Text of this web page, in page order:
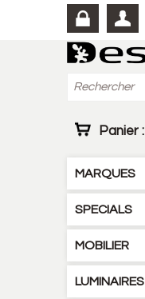
Panier :
MARQUES
SPECIALS
MOBILIER
LUMINAIRES